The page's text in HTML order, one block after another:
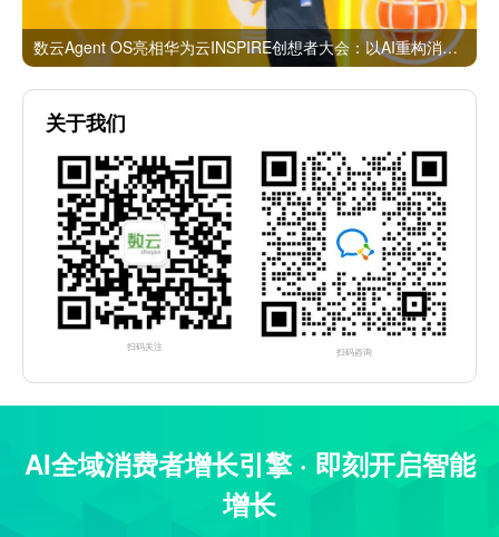
数云Agent OS亮相华为云INSPIRE创想者大会：以AI重构消费者运营与零售营销新范式
关于我们
扫码关注 扫码咨询
AI全域消费者增长引擎 · 即刻开启智能
增长